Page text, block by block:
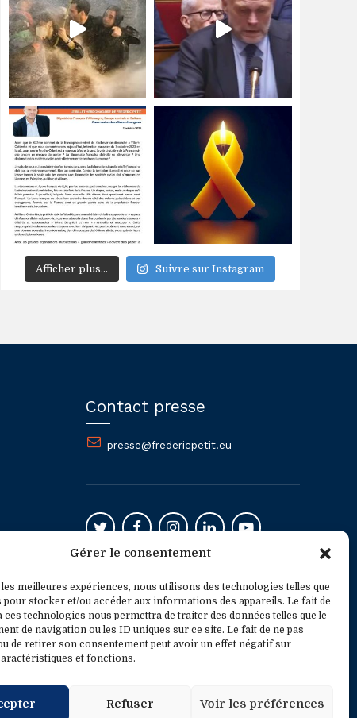
Gérer le consentement
meilleures expériences, nous utilisons des technologies telles que
pour stocker et/ou accéder aux informations des appareils. Le fait de
technologies nous permettra de traiter des données telles que le
de navigation ou les ID uniques sur ce site. Le fait de ne pas
de retirer son consentement peut avoir un effet négatif sur
et fonctions.
Refuser Voir les préférences
Afficher plus... Suivre sur Instagram
Contact presse
presse@fredericpetit.eu
Mentions légales